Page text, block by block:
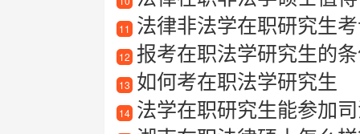
11 法律非法学在职研究生
12 报考在职法学研究生的
13 如何考在职法学研究生
14 法学在职研究生能参加